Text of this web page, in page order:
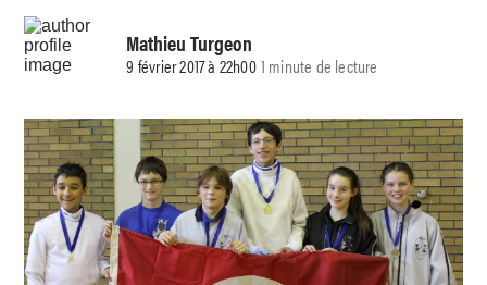
Mathieu Turgeon
9 février 2017 à 22h001 minute de lecture